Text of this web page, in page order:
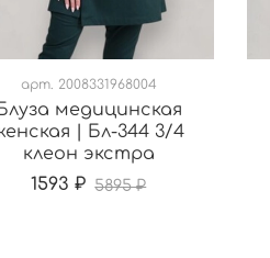
арт. 2008331968004
медицинская
| Бл-344 3/4
клеон экстра
1593 ₽ 5895 ₽